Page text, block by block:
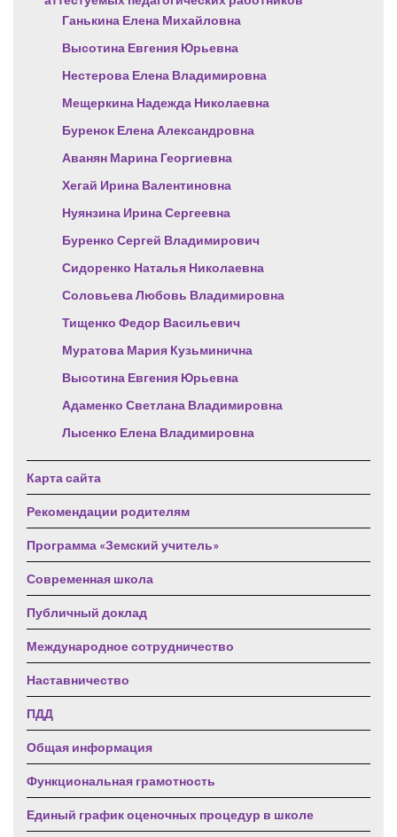
Ганькина Елена Михайловна
Высотина Евгения Юрьевна
Нестерова Елена Владимировна
Мещеркина Надежда Николаевна
Буренок Елена Александровна
Аванян Марина Георгиевна
Хегай Ирина Валентиновна
Нуянзина Ирина Сергеевна
Буренко Сергей Владимирович
Сидоренко Наталья Николаевна
Соловьева Любовь Владимировна
Тищенко Федор Васильевич
Муратова Мария Кузьминична
Высотина Евгения Юрьевна
Адаменко Светлана Владимировна
Лысенко Елена Владимировна
Карта сайта
Рекомендации родителям
Программа «Земский учитель»
Современная школа
Публичный доклад
Международное сотрудничество
Наставничество
ПДД
Общая информация
Функциональная грамотность
Единый график оценочных процедур в школе